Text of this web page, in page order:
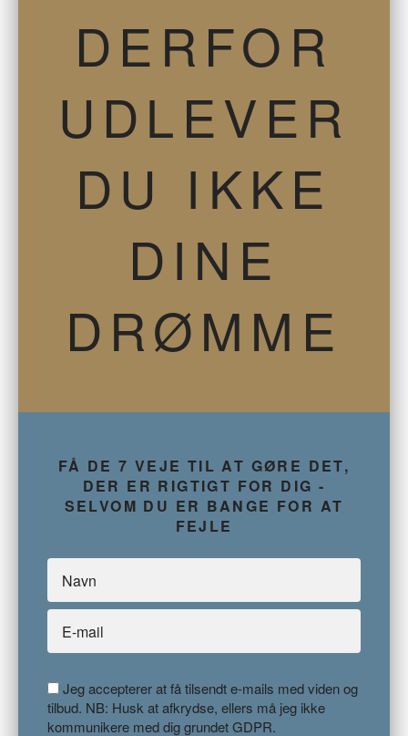
DERFOR
UDLEVER
DU IKKE
DINE
DRØMME
FÅ DE 7 VEJE TIL AT GØRE DET,
DER ER RIGTIGT FOR DIG -
SELVOM DU ER BANGE FOR AT
FEJLE
Jeg accepterer at få tilsendt e-mails med viden og
tilbud. NB: Husk at afkrydse, ellers må jeg ikke
kommunikere med dig grundet GDPR.